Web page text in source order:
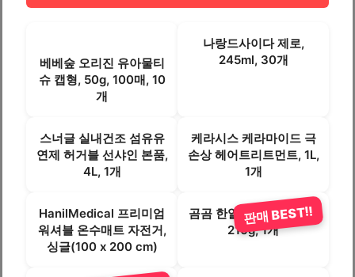
베베숲 오리진 유아물티
슈 캡형, 50g, 100매, 10
개
나랑드사이다 제로,
245ml, 30개
스너글 실내건조 섬유유
연제 허거블 선샤인 본품,
4L, 1개
케라시스 케라마이드 극
손상 헤어트리트먼트, 1L,
1개
HanilMedical 프리미엄
워셔블 온수매트 자전거,
싱글(100 x 200 cm)
곰곰 한알 육수 3g 70입,
210g, 1개
판매 BEST!!